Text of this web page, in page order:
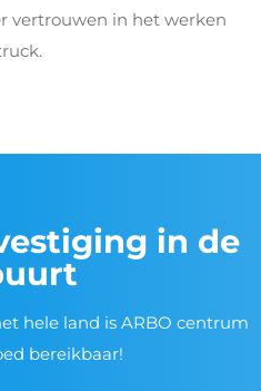
vertrouwen in het werken
in de
hele land is ARBO centrum
bereikbaar!